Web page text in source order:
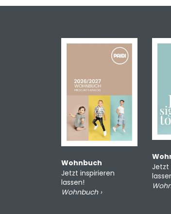
Wohnbuch
Jetzt inspirieren
lassen!
Wohnbuch ›
Jetzt